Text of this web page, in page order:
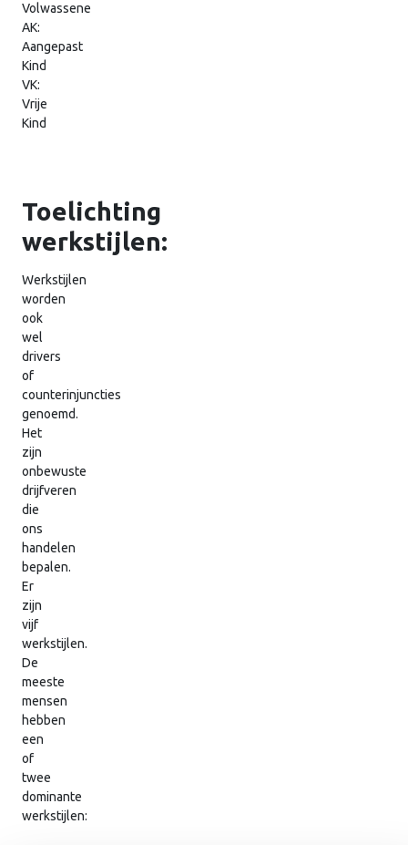
Volwassene
AK:
Aangepast
Kind
VK:
Vrije
Kind
Toelichting
werkstijlen:
Werkstijlen
worden
ook
wel
drivers
of
counterinjuncties
genoemd.
Het
zijn
onbewuste
drijfveren
die
ons
handelen
bepalen.
Er
zijn
vijf
werkstijlen.
De
meeste
mensen
hebben
een
of
twee
dominante
werkstijlen: